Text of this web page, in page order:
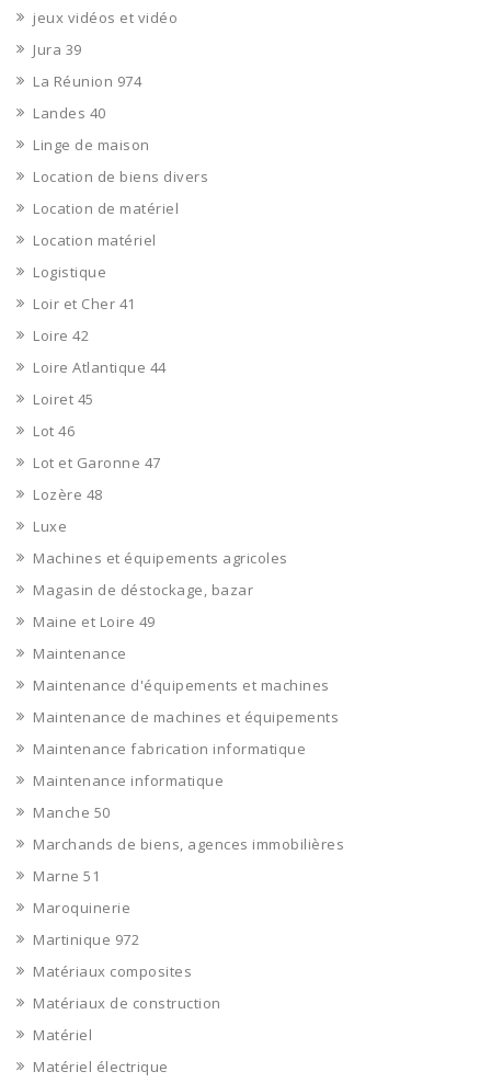
jeux vidéos et vidéo
Jura 39
La Réunion 974
Landes 40
Linge de maison
Location de biens divers
Location de matériel
Location matériel
Logistique
Loir et Cher 41
Loire 42
Loire Atlantique 44
Loiret 45
Lot 46
Lot et Garonne 47
Lozère 48
Luxe
Machines et équipements agricoles
Magasin de déstockage, bazar
Maine et Loire 49
Maintenance
Maintenance d'équipements et machines
Maintenance de machines et équipements
Maintenance fabrication informatique
Maintenance informatique
Manche 50
Marchands de biens, agences immobilières
Marne 51
Maroquinerie
Martinique 972
Matériaux composites
Matériaux de construction
Matériel
Matériel électrique